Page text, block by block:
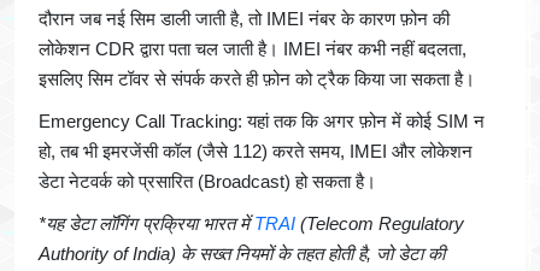
दौरान जब नई सिम डाली जाती है, तो IMEI नंबर के कारण फ़ोन की
लोकेशन CDR द्वारा पता चल जाती है। IMEI नंबर कभी नहीं बदलता,
इसलिए सिम टॉवर से संपर्क करते ही फ़ोन को ट्रैक किया जा सकता है।
Emergency Call Tracking: यहां तक कि अगर फ़ोन में कोई SIM न
हो, तब भी इमरजेंसी कॉल (जैसे 112) करते समय, IMEI और लोकेशन
डेटा नेटवर्क को प्रसारित (Broadcast) हो सकता है।
*यह डेटा लॉगिंग प्रक्रिया भारत मेंTRAI (Telecom Regulatory
Authority of India) के सख्त नियमों के तहत होती है, जो डेटा की